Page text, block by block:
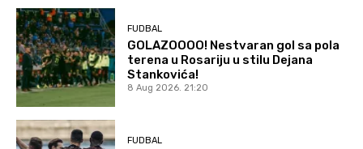
FUDBAL
GOLAZOOOO! Nestvaran gol sa pola
terena u Rosariju u stilu Dejana
Stankovića!
8 Aug 2026. 21:20
FUDBAL